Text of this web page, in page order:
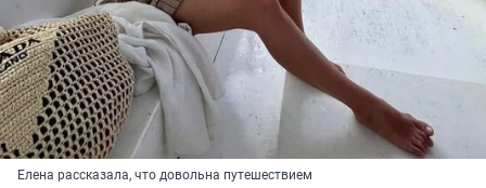
Елена рассказала, что довольна путешествием